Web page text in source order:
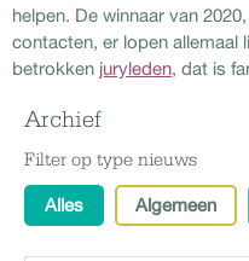
helpen. De winnaar van 2020,
contacten, er lopen allemaal
betrokken juryleden, dat is
Archief
Filter op type nieuws
Alles Algemeen